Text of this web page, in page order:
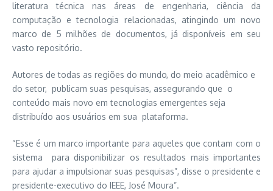
literatura técnica nas áreas de engenharia, ciência da
computação e tecnologia relacionadas, atingindo um novo
marco de 5 milhões de documentos, já disponíveis em seu
vasto repositório.
Autores de todas as regiões do mundo, do meio acadêmico e
do setor, publicam suas pesquisas, assegurando que o
conteúdo mais novo em tecnologias emergentes seja
distribuído aos usuários em sua plataforma.
“Esse é um marco importante para aqueles que contam com o
sistema para disponibilizar os resultados mais importantes
para ajudar a impulsionar suas pesquisas”, disse o presidente e
presidente-executivo do IEEE, José Moura”.